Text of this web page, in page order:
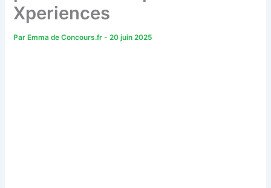
Xperiences
Par Emma de Concours.fr-20 juin 2025